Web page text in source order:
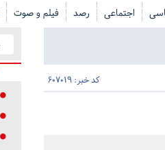
اجتماعی رصد فیلم و صوت
کد خبر: 607019